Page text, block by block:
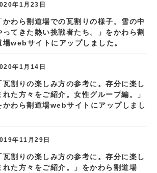
年1月23日
かわら割道場での瓦割りの様子。雪の中
ってきた熱い挑戦者たち。」をかわら割
場webサイトにアップしました。
年1月14日
瓦割りの楽しみ方の参考に。存分に楽し
れた方々をご紹介。女性グループ編。」
かわら割道場webサイトにアップしまし
年11月29日
瓦割りの楽しみ方の参考に。存分に楽し
れた方々をご紹介。」をかわら割道場